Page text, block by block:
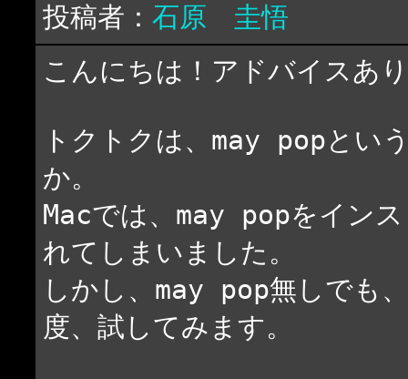
投稿者： 石原 圭悟
こんにちは！アドバイスあ
トクトクは、may popとい
か。
Macでは、may popをイン
れてしまいました。
しかし、may pop無しでも
度、試してみます。